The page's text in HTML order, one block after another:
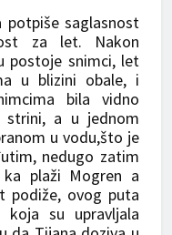
potpiše saglasnost
za let. Nakon
postoje snimci, let
u blizini obale, i
bila vidno
strini, a u jednom
u vodu,što je
nedugo zatim
plaži Mogren a
podiže, ovog puta
su upravljala